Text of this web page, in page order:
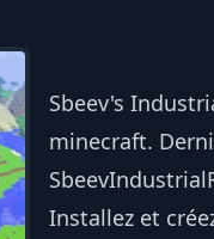
Sbeev's
minecraft.
Installez et